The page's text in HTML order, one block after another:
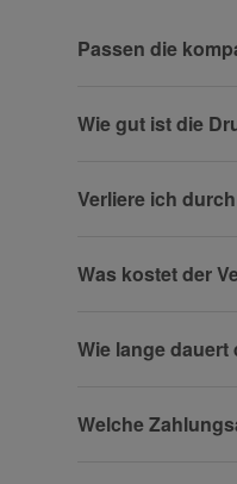
(* = Pflichtfelder)
Passen die
Wie gut ist die
Verliere ich
Was kostet der
Wie lange
Welche